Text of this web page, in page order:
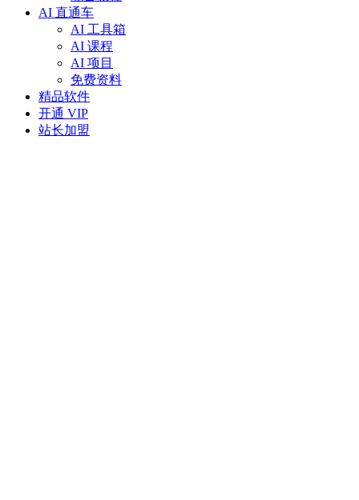
AI 直通车
AI 工具箱
AI 课程
AI 项目
免费资料
精品软件
开通 VIP
站长加盟